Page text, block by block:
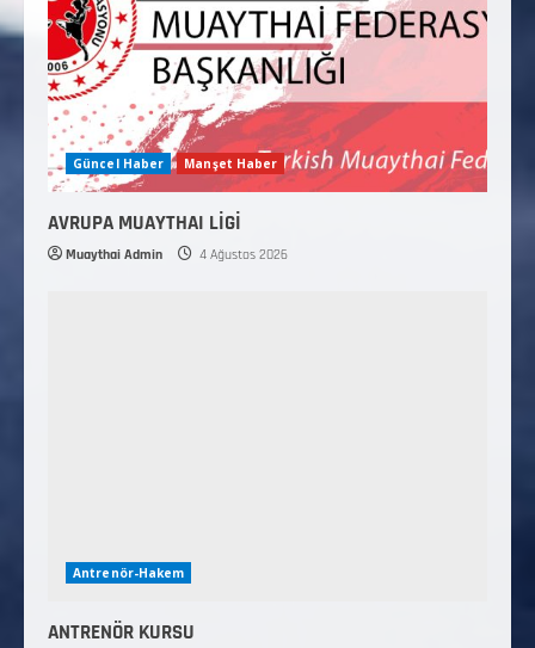
Güncel Haber Manşet Haber
AVRUPA MUAYTHAI LİGİ
Muaythai Admin 4 Ağustos 2026
Antrenör-Hakem
ANTRENÖR KURSU